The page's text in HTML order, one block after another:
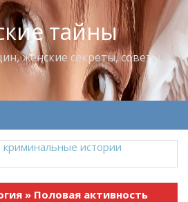
тайны
женские секреты, советы
— повелитель Лоллит
» Половая активность